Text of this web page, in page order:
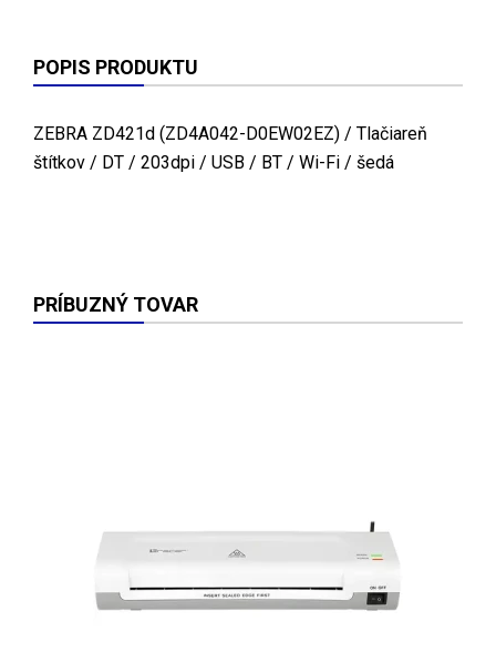
POPIS PRODUKTU
ZEBRA ZD421d (ZD4A042-D0EW02EZ) / Tlačiareň
štítkov / DT / 203dpi / USB / BT / Wi-Fi / šedá
PRÍBUZNÝ TOVAR